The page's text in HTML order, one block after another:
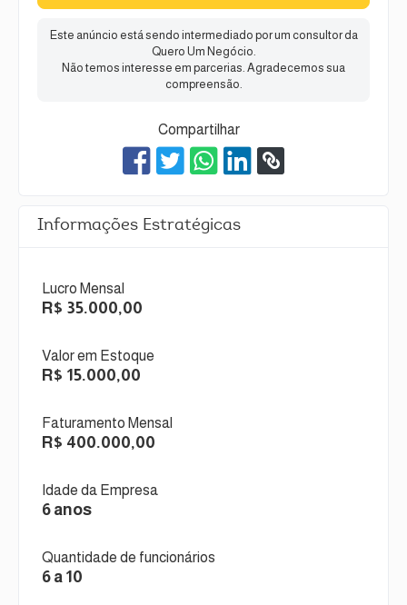
Este anúncio está sendo intermediado por um consultor da
Quero Um Negócio.
Não temos interesse em parcerias. Agradecemos sua
compreensão.
Compartilhar
Informações Estratégicas
Lucro Mensal
R$ 35.000,00
Valor em Estoque
R$ 15.000,00
Faturamento Mensal
R$ 400.000,00
Idade da Empresa
6 anos
Quantidade de funcionários
6 a 10